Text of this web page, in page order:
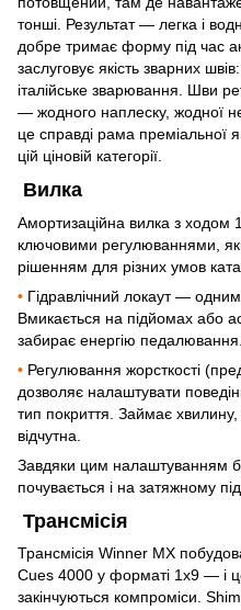
тонші. Результат — легка і
добре тримає форму під час
заслуговує якість зварних
італійське зварювання. Шви
— жодного наплеску, жодної
це справді рама преміальної
цій ціновій категорії.
Вилка
Амортизаційна вилка з
ключовими регулюваннями,
рішенням для різних умов
• Гідравлічний локаут — одним
Вмикається на підйомах або
забирає енергію педалювання.
• Регулювання жорсткості
дозволяє налаштувати
тип покриття. Займає хвилину,
відчутна.
Завдяки цим налаштуванням
почувається і на затяжному
Трансмісія
Трансмісія Winner MX
Cues 4000 у форматі 1х9 — і
закінчуються компроміси.